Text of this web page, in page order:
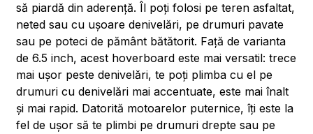
să piardă din aderență. Îl poți folosi pe teren asfaltat,
neted sau cu ușoare denivelări, pe drumuri pavate
sau pe poteci de pământ bătătorit. Față de varianta
de 6.5 inch, acest hoverboard este mai versatil: trece
mai ușor peste denivelări, te poți plimba cu el pe
drumuri cu denivelări mai accentuate, este mai înalt
și mai rapid. Datorită motoarelor puternice, îți este la
fel de ușor să te plimbi pe drumuri drepte sau pe